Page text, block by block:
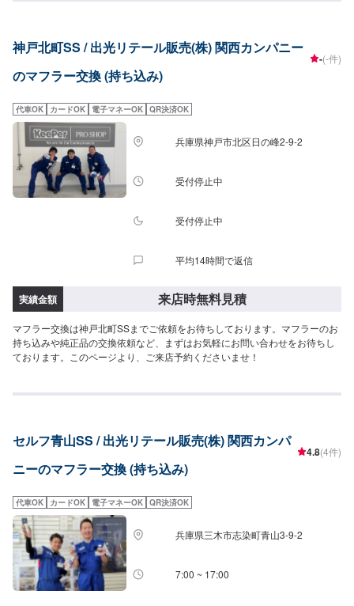
神戸北町SS / 出光リテール販売(株) 関西カンパニー
のマフラー交換 (持ち込み)
-(-件)
代車OK カードOK 電子マネーOK QR決済OK
兵庫県神戸市北区日の峰2-9-2
受付停止中
受付停止中
平均14時間で返信
実績金額 来店時無料見積
マフラー交換は神戸北町SSまでご依頼をお待ちしております。マフラーのお
持ち込みや純正品の交換依頼など、まずはお気軽にお問い合わせをお待ちし
ております。このページより、ご来店予約くださいませ！
セルフ青山SS / 出光リテール販売(株) 関西カンパ
ニーのマフラー交換 (持ち込み)
4.8(4件)
代車OK カードOK 電子マネーOK QR決済OK
兵庫県三木市志染町青山3-9-2
7:00 ~ 17:00